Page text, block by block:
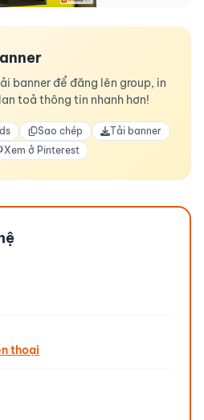
banner để đăng lên group, in
toả thông tin nhanh hơn!
Sao chép
Tải banner
Xem ở Pinterest
thoại